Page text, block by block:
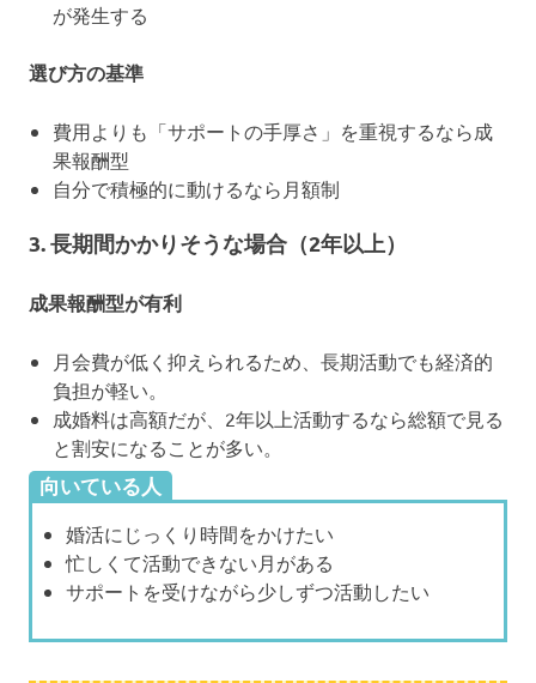
が発生する
選び方の基準
費用よりも「サポートの手厚さ」を重視するなら成
果報酬型
自分で積極的に動けるなら月額制
3. 長期間かかりそうな場合（2年以上）
成果報酬型が有利
月会費が低く抑えられるため、長期活動でも経済的
負担が軽い。
成婚料は高額だが、2年以上活動するなら総額で見る
と割安になることが多い。
向いている人
婚活にじっくり時間をかけたい
忙しくて活動できない月がある
サポートを受けながら少しずつ活動したい